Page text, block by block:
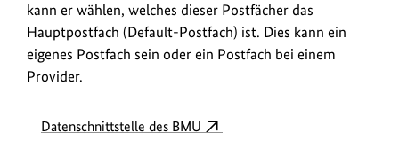
kann er wählen, welches dieser Postfächer das
Hauptpostfach (Default-Postfach) ist. Dies kann ein
eigenes Postfach sein oder ein Postfach bei einem
Provider.
Datenschnittstelle des BMU